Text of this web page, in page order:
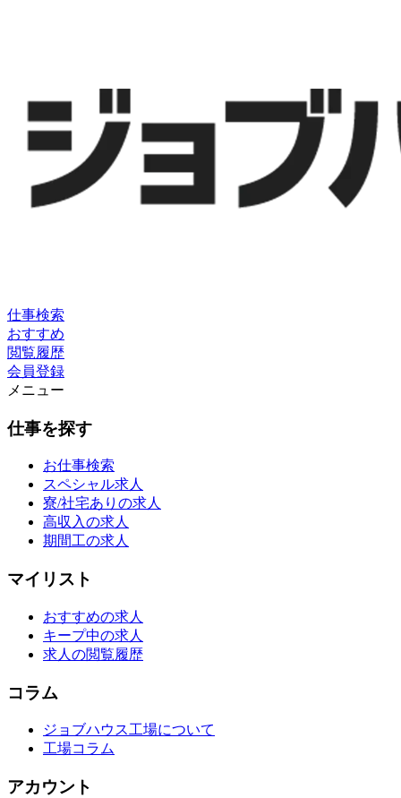
仕事検索
おすすめ
閲覧履歴
会員登録
メニュー
仕事を探す
お仕事検索
スペシャル求人
寮/社宅ありの求人
高収入の求人
期間工の求人
マイリスト
おすすめの求人
キープ中の求人
求人の閲覧履歴
コラム
ジョブハウス工場について
工場コラム
アカウント